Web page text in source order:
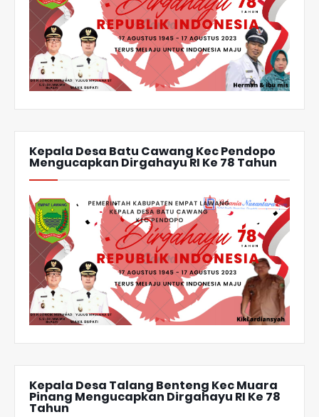
Kepala Desa Batu Cawang Kec Pendopo
Mengucapkan Dirgahayu RI Ke 78 Tahun
Kepala Desa Talang Benteng Kec Muara
Pinang Mengucapkan Dirgahayu RI Ke 78
Tahun